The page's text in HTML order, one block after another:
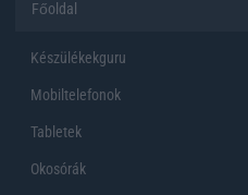
Főoldal
Készülékekguru
Mobiltelefonok
Tabletek
Okosórák